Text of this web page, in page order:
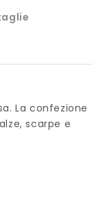
La confezione
scarpe e